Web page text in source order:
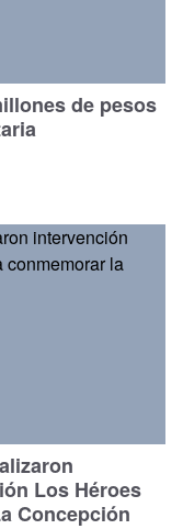
de pesos
Los Héroes
Concepción